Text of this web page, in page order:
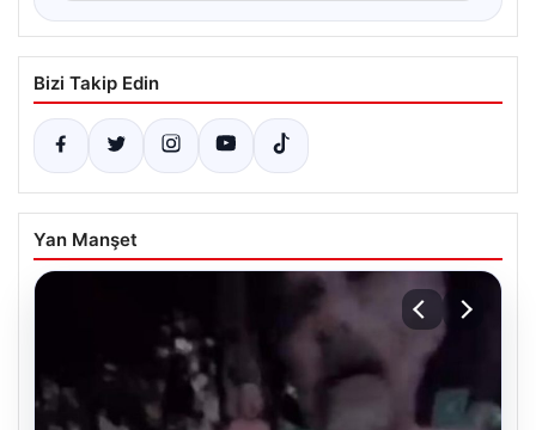
Bizi Takip Edin
Yan Manşet